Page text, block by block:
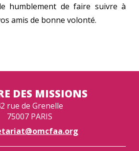
humblement de faire suivre à
amis de bonne volonté.
DES MISSIONS
rue de Grenelle
75007 PARIS